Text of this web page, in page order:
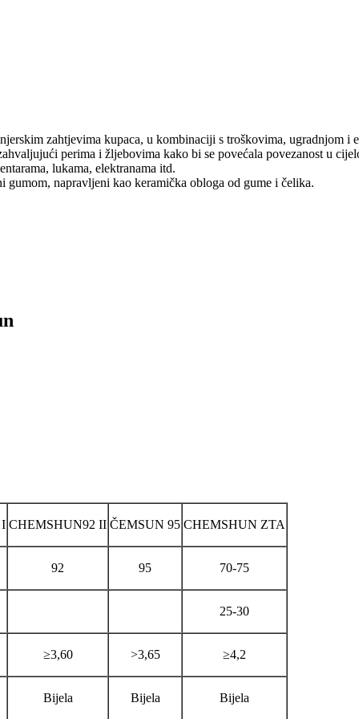
zahtjevima kupaca, u kombinaciji s troškovima, ugradnjom i
perima i žljebovima kako bi se povećala povezanost u
lukama, elektranama itd.
napravljeni kao keramička obloga od gume i čelika.
I CHEMSHUN92 II ČEMSUN 95 CHEMSHUN ZTA
92 95 70-75
25-30
≥3,60 >3,65 ≥4,2
Bijela Bijela Bijela